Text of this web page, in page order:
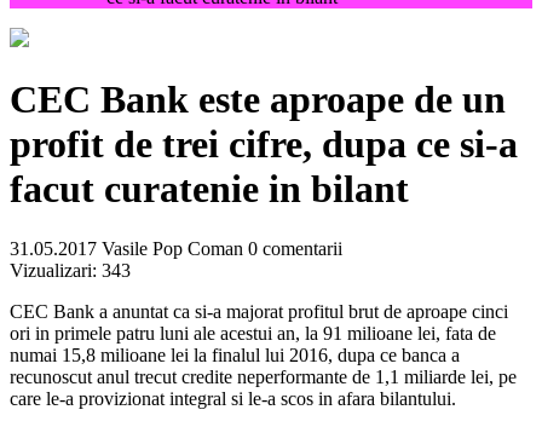
CEC Bank este aproape de un
profit de trei cifre, dupa ce si-a
facut curatenie in bilant
31.05.2017 Vasile Pop Coman 0 comentarii
Vizualizari: 343
CEC Bank a anuntat ca si-a majorat profitul brut de aproape cinci
ori in primele patru luni ale acestui an, la 91 milioane lei, fata de
numai 15,8 milioane lei la finalul lui 2016, dupa ce banca a
recunoscut anul trecut credite neperformante de 1,1 miliarde lei, pe
care le-a provizionat integral si le-a scos in afara bilantului.